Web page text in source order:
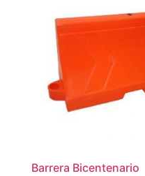
Barrera Bicentenario